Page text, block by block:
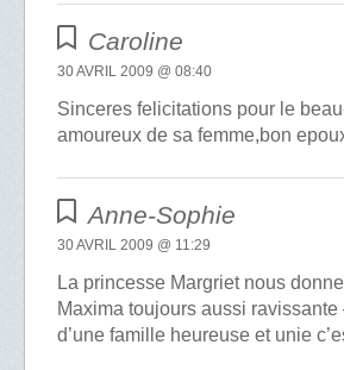
Caroline
30 AVRIL 2009 @ 08:40
Sinceres felicitations pour le
amoureux de sa femme,bon
Anne-Sophie
30 AVRIL 2009 @ 11:29
La princesse Margriet nous
Maxima toujours aussi
d’une famille heureuse et unie